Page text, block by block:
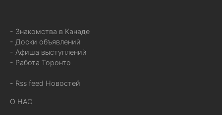
- Знакомства в Канаде
- Доски объявлений
- Афиша выступлений
- Работа Торонто
- Rss feed Новостей
О НАС